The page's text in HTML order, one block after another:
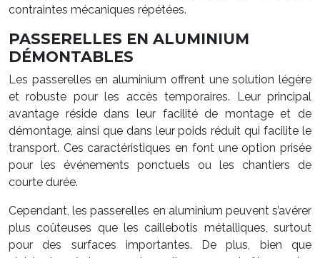
contraintes mécaniques répétées.
PASSERELLES EN ALUMINIUM
DÉMONTABLES
Les passerelles en aluminium offrent une solution légère
et robuste pour les accès temporaires. Leur principal
avantage réside dans leur facilité de montage et de
démontage, ainsi que dans leur poids réduit qui facilite le
transport. Ces caractéristiques en font une option prisée
pour les événements ponctuels ou les chantiers de
courte durée.
Cependant, les passerelles en aluminium peuvent s’avérer
plus coûteuses que les caillebotis métalliques, surtout
pour des surfaces importantes. De plus, bien que